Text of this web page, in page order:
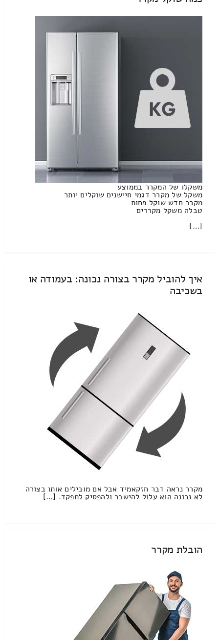
משקלו של המקרר בממוצע
משקל של מקרר דגמי חיישנים שוקלים יותר
מקרר חדש שוקל פחות
טבלה משקל מקררים
[…]
איך להוביל מקרר בצורה נכונה: בעמודה או
בשכיבה
מקרר נראה דבר חזקאמיד אבל אם מובילים אותו בצורה
לא נכונה הוא עלול להישבר ולהפסיק לתפקד. […]
הובלת מקרר